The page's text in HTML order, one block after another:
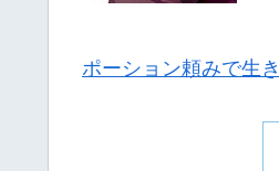
ポーション頼みで生